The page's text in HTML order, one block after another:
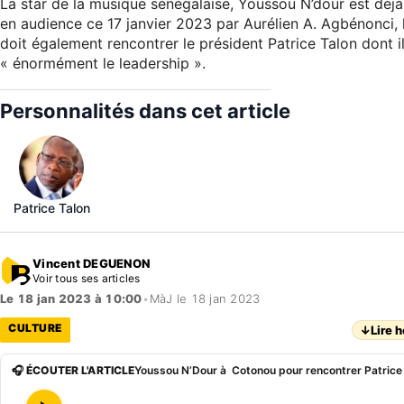
La star de la musique sénégalaise, Youssou N’dour est
en audience ce 17 janvier 2023 par Aurélien A.
doit également rencontrer le président Patrice Talon dont
« énormément le leadership ».
Personnalités dans cet article
Patrice Talon
Vincent DEGUENON
Voir tous ses articles
Le 18 jan 2023 à 10:00• MàJ le 18 jan 2023
CULTURE ↓Lire
🎧 ÉCOUTER L'ARTICLE